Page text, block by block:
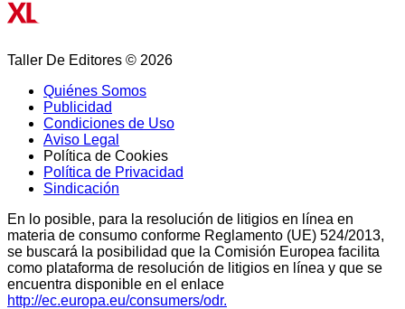
Taller De Editores © 2026
Quiénes Somos
Publicidad
Condiciones de Uso
Aviso Legal
Política de Cookies
Política de Privacidad
Sindicación
En lo posible, para la resolución de litigios en línea en
materia de consumo conforme Reglamento (UE) 524/2013,
se buscará la posibilidad que la Comisión Europea facilita
como plataforma de resolución de litigios en línea y que se
encuentra disponible en el enlace
http://ec.europa.eu/consumers/odr.